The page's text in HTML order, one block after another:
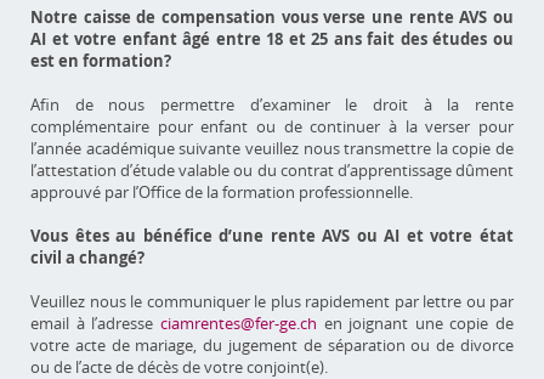
Notre caisse de compensation vous verse une rente AVS ou
AI et votre enfant âgé entre 18 et 25 ans fait des études ou
est en formation?
Afin de nous permettre d’examiner le droit à la rente
complémentaire pour enfant ou de continuer à la verser pour
l’année académique suivante veuillez nous transmettre la copie de
l’attestation d’étude valable ou du contrat d’apprentissage dûment
approuvé par l’Office de la formation professionnelle.
Vous êtes au bénéfice d’une rente AVS ou AI et votre état
civil a changé?
Veuillez nous le communiquer le plus rapidement par lettre ou par
email à l’adresse ciamrentes@fer-ge.ch en joignant une copie de
votre acte de mariage, du jugement de séparation ou de divorce
ou de l’acte de décès de votre conjoint(e).